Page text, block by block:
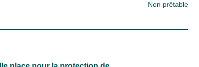
Non prêtable